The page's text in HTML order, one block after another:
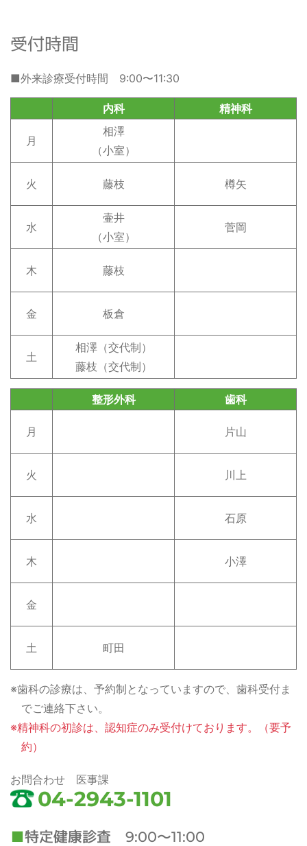
受付時間
■外来診療受付時間 9:00〜11:30
内科 精神科
月
相澤
（小室）
火 藤枝 樽矢
水
壷井
（小室）
菅岡
木 藤枝
金 板倉
土
相澤（交代制）
藤枝（交代制）
整形外科 歯科
月 片山
火 川上
水 石原
木 小澤
金
土 町田
歯科の診療は、予約制となっていますので、歯科受付ま
でご連絡下さい。
精神科の初診は、認知症のみ受付けております。（要予
約）
お問合わせ 医事課
04-2943-1101
特定健康診査 9:00～11:00